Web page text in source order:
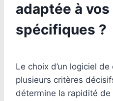
adaptée à
spécifiques ?
Le choix d’un logiciel
plusieurs critères
détermine la rapidité